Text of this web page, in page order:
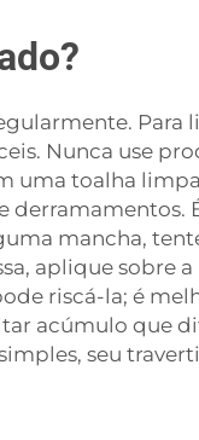
Para
Nunca use
uma toalha
derramamentos.
mancha,
aplique sobre a
riscá-la; é
acúmulo que
seu